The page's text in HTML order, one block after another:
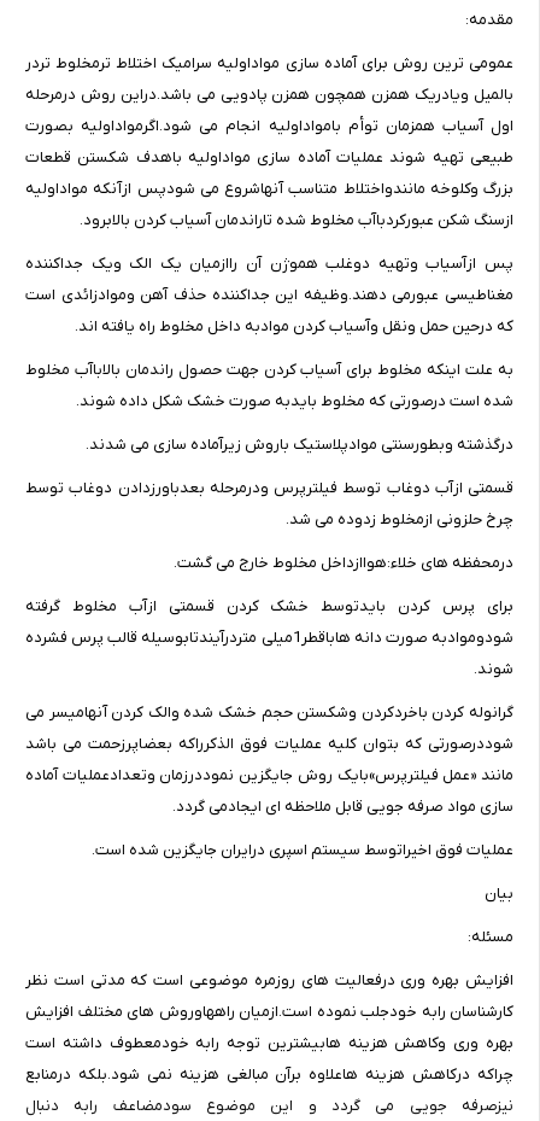
مقدمه:
عمومی ترین روش برای آماده سازی مواداولیه سرامیک اختلاط ترمخلوط تردر
بالمیل ویادریک همزن همچون همزن پادویی می باشد.دراین روش درمرحله
اول آسیاب همزمان توأم بامواداولیه انجام می شود.اگرمواداولیه بصورت
طبیعی تهیه شوند عملیات آماده سازی مواداولیه باهدف شکستن قطعات
بزرگ وکلوخه مانندواختلاط متناسب آنهاشروع می شودپس ازآنکه مواداولیه
ازسنگ شکن عبورکردباآب مخلوط شده تاراندمان آسیاب کردن بالابرود.
پس ازآسیاب وتهیه دوغلب هموژن آن راازمیان یک الک ویک جداکننده
مغناطیسی عبورمی دهند.وظیفه این جداکننده حذف آهن وموادزائدی است
که درحین حمل ونقل وآسیاب کردن موادبه داخل مخلوط راه یافته اند.
به علت اینکه مخلوط برای آسیاب کردن جهت حصول راندمان بالاباآب مخلوط
شده است درصورتی که مخلوط بایدبه صورت خشک شکل داده شوند.
درگذشته وبطورسنتی موادپلاستیک باروش زیرآماده سازی می شدند.
قسمتی ازآب دوغاب توسط فیلترپرس ودرمرحله بعدباورزدادن دوغاب توسط
چرخ حلزونی ازمخلوط زدوده می شد.
درمحفظه های خلاء:هواازداخل مخلوط خارج می گشت.
برای پرس کردن بایدتوسط خشک کردن قسمتی ازآب مخلوط گرفته
شودوموادبه صورت دانه هاباقطر1میلی متردرآیندتابوسیله قالب پرس فشرده
شوند.
گرانوله کردن باخردکردن وشکستن حجم خشک شده والک کردن آنهامیسر می
شوددرصورتی که بتوان کلیه عملیات فوق الذکرراکه بعضاپرزحمت می باشد
مانند «عمل فیلترپرس»بایک روش جایگزین نموددرزمان وتعدادعملیات آماده
سازی مواد صرفه جویی قابل ملاحظه ای ایجادمی گردد.
عملیات فوق اخیراتوسط سیستم اسپری درایران جایگزین شده است.
بیان
مسئله:
افزایش بهره وری درفعالیت های روزمره موضوعی است که مدتی است نظر
کارشناسان رابه خودجلب نموده است.ازمیان راههاوروش های مختلف افزایش
بهره وری وکاهش هزینه هابیشترین توجه رابه خودمعطوف داشته است
چراکه درکاهش هزینه هاعلاوه برآن مبالغی هزینه نمی شود.بلکه درمنابع
نیزصرفه جویی می گردد و این موضوع سودمضاعف رابه دنبال